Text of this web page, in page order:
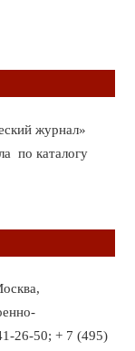
журнал»
по каталогу
26-50; + 7 (495)